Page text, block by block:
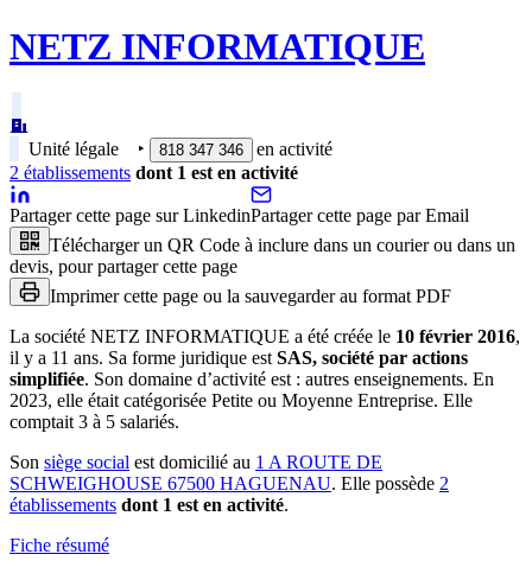
NETZ INFORMATIQUE
Unité légale ‣ 818 347 346
en activité
2 établissements dont 1 est en activité
Partager cette page sur LinkedinPartager cette page par Email
Télécharger un QR Code à inclure dans un courier ou dans un
devis, pour partager cette page
Imprimer cette page ou la sauvegarder au format PDF
La société NETZ INFORMATIQUE a été créée le 10 février 2016,
il y a 11 ans. Sa forme juridique est SAS, société par actions
simplifiée. Son domaine d’activité est : autres enseignements. En
2023, elle était catégorisée Petite ou Moyenne Entreprise. Elle
comptait 3 à 5 salariés.
Son siège social est domicilié au 1 A ROUTE DE
SCHWEIGHOUSE 67500 HAGUENAU. Elle possède 2
établissements dont 1 est en activité.
Fiche résumé